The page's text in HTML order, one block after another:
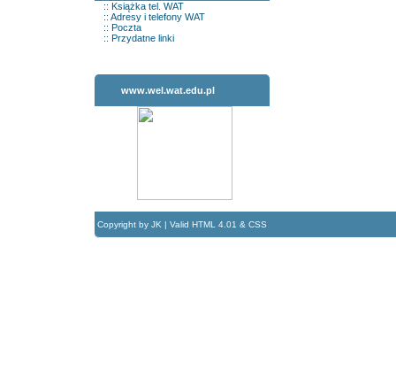
:: Książka tel. WAT
:: Adresy i telefony WAT
:: Poczta
:: Przydatne linki
www.wel.wat.edu.pl
Copyright by JK | Valid HTML 4.01 & CSS